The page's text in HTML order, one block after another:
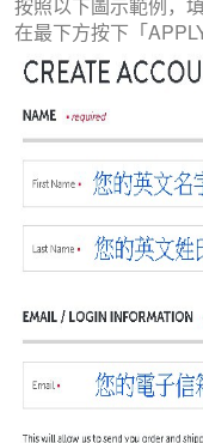
在最下方按下「